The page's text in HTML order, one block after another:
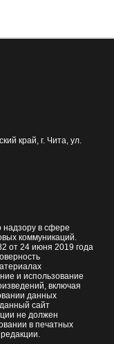
край, г. Чита ул.
надзору в сфере
коммуникаций.
от 24 июня 2019 года
и использование
включая
данных
сайт
не должен
в печатных